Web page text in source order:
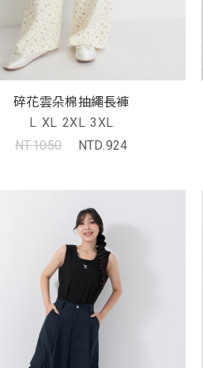
碎花雲朵棉抽繩長褲
L XL 2XL 3XL
NT.1050
NTD.924